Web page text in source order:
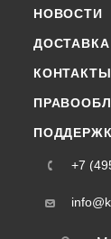
НОВОСТИ
ДОСТАВКА
КОНТАКТЫ
+7